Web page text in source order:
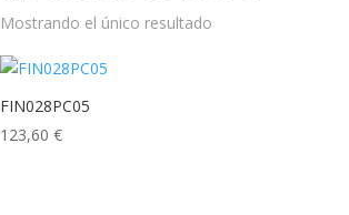
Mostrando el único resultado
FIN028PC05
123,60€